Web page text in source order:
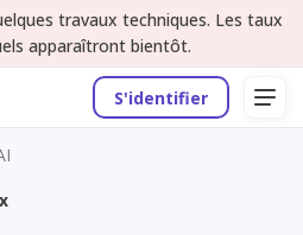
travaux techniques. Les taux
apparaîtront bientôt.
S'identifier